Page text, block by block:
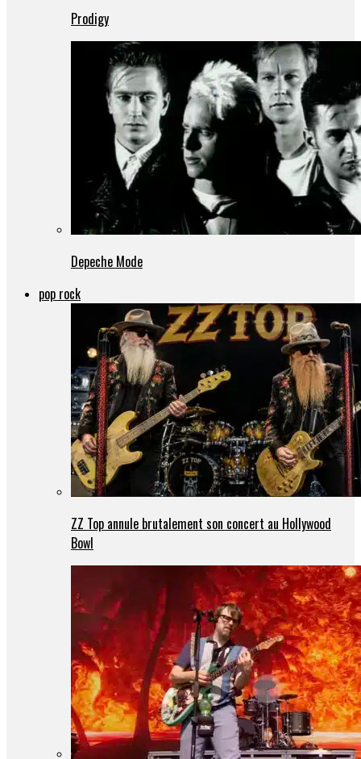
Prodigy
Depeche Mode
pop rock
ZZ Top annule brutalement son concert au Hollywood
Bowl